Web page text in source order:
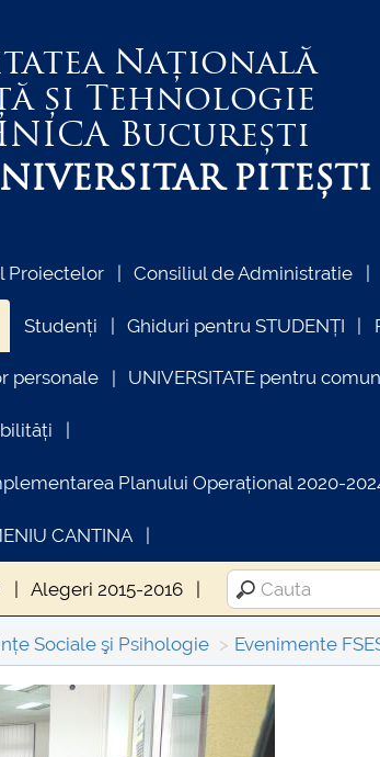
Națională
și Tehnologie
București
PITEȘTI
Proiectelor Consiliul de Administratie
Studenți Ghiduri pentru STUDENȚI
personale UNIVERSITATE pentru
Planului Operațional 2020-
CANTINA
Alegeri 2015-2016
Sociale şi Psihologie Evenimente
ACTE STUDII